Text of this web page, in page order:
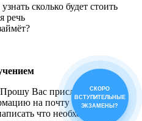
сколько будет стоить
речь
Прошу Вас прислать всю
на почту
что необходимо
СКОРО
ВСТУПИТЕЛЬНЫЕ
ЭКЗАМЕНЫ?